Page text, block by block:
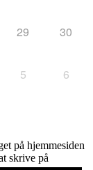
29 30
5 6
på hjemmesiden
skrive på